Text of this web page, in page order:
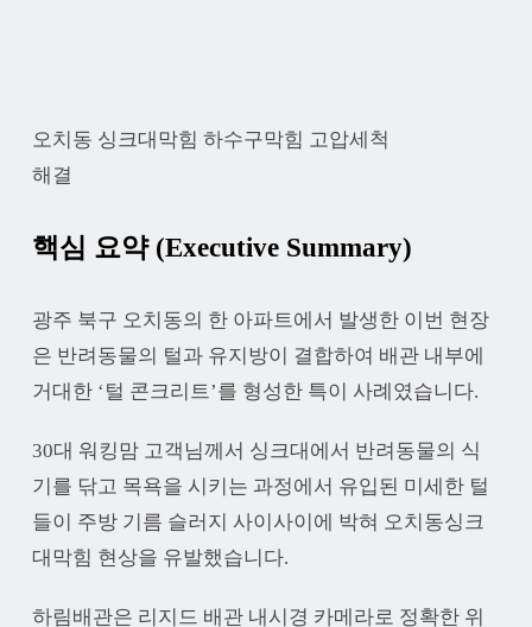
오치동 싱크대막힘 하수구막힘 고압세척
해결
핵심 요약 (Executive Summary)
광주 북구 오치동의 한 아파트에서 발생한 이번 현장
은 반려동물의 털과 유지방이 결합하여 배관 내부에
거대한 ‘털 콘크리트’를 형성한 특이 사례였습니다.
30대 워킹맘 고객님께서 싱크대에서 반려동물의 식
기를 닦고 목욕을 시키는 과정에서 유입된 미세한 털
들이 주방 기름 슬러지 사이사이에 박혀 오치동싱크
대막힘 현상을 유발했습니다.
하림배관은 리지드 배관 내시경 카메라로 정확한 위